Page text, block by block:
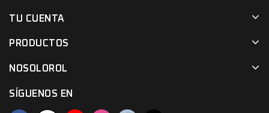
TU CUENTA
PRODUCTOS
NOSOLOROL
SÍGUENOS EN